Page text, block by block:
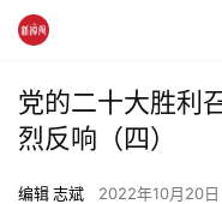
党的二十大胜利
烈反响（四）
编辑 志斌 2022年10月20